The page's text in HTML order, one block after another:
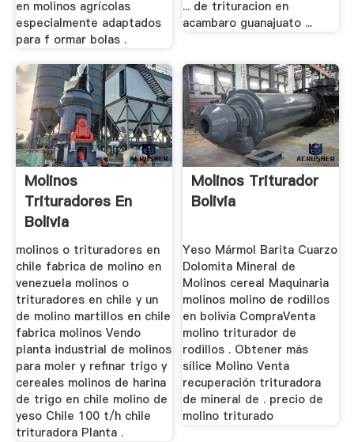
en molinos agrícolas
especialmente adaptados
para f ormar bolas .
... de trituracion en
acambaro guanajuato ...
Molinos
Trituradores En
Bolivia
molinos o trituradores en
chile fabrica de molino en
venezuela molinos o
trituradores en chile y un
de molino martillos en chile
fabrica molinos Vendo
planta industrial de molinos
para moler y refinar trigo y
cereales molinos de harina
de trigo en chile molino de
yeso Chile 100 t/h chile
trituradora Planta .
Molinos Triturador
Bolivia
Yeso Mármol Barita Cuarzo
Dolomita Mineral de
Molinos cereal Maquinaria
molinos molino de rodillos
en bolivia CompraVenta
molino triturador de
rodillos . Obtener más
sílice Molino Venta
recuperación trituradora
de mineral de . precio de
molino triturado